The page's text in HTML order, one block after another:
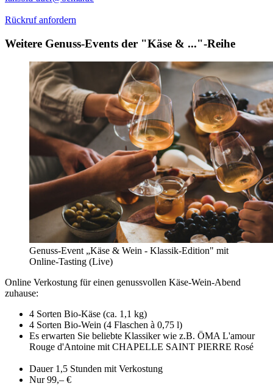
Rückruf anfordern
Weitere Genuss-Events der "Käse & ..."-Reihe
Genuss-Event „Käse & Wein - Klassik-Edition" mit
Online-Tasting (Live)
Online Verkostung für einen genussvollen Käse-Wein-Abend
zuhause:
4 Sorten Bio-Käse (ca. 1,1 kg)
4 Sorten Bio-Wein (4 Flaschen à 0,75 l)
Es erwarten Sie beliebte Klassiker wie z.B. ÖMA L'amour
Rouge d'Antoine mit CHAPELLE SAINT PIERRE Rosé
Dauer 1,5 Stunden mit Verkostung
Nur 99,– €